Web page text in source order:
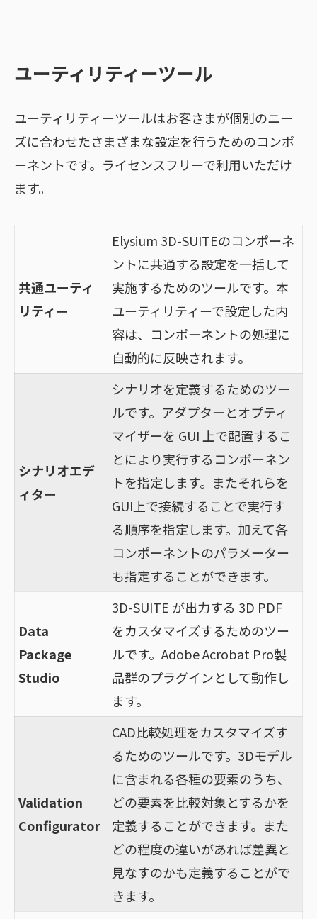
ユーティリティーツール
ユーティリティーツールはお客さまが個別のニー
ズに合わせたさまざまな設定を行うためのコンポ
ーネントです。ライセンスフリーで利用いただけ
ます。
共通ユーティ
リティー
Elysium 3D-SUITEのコンポーネ
ントに共通する設定を一括して
実施するためのツールです。本
ユーティリティーで設定した内
容は、コンポーネントの処理に
自動的に反映されます。
シナリオエデ
ィター
シナリオを定義するためのツー
ルです。アダプターとオプティ
マイザーを GUI 上で配置するこ
とにより実行するコンポーネン
トを指定します。またそれらを
GUI上で接続することで実行す
る順序を指定します。加えて各
コンポーネントのパラメーター
も指定することができます。
Data
Package
Studio
3D-SUITE が出力する 3D PDF
をカスタマイズするためのツー
ルです。Adobe Acrobat Pro製
品群のプラグインとして動作し
ます。
Validation
Configurator
CAD比較処理をカスタマイズす
るためのツールです。3Dモデル
に含まれる各種の要素のうち、
どの要素を比較対象とするかを
定義することができます。また
どの程度の違いがあれば差異と
見なすのかも定義することがで
きます。